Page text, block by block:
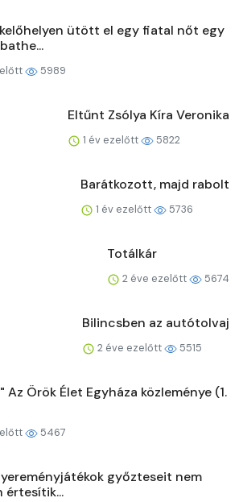
ütött el egy fiatal nőt egy
5989
Eltűnt Zsólya Kíra Veronika
1 év ezelőtt 5822
Barátkozott, majd rabolt
1 év ezelőtt 5736
Totálkár
2 éve ezelőtt 5674
Bilincsben az autótolvaj
2 éve ezelőtt 5515
Az Örök Élet Egyháza közleménye (1.
5467
győzteseit nem
értesítik...